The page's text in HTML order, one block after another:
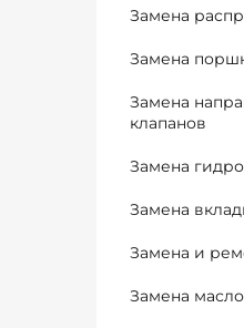
Замена
Замена
Замена
клапанов
Замена
Замена
Замена и
Замена